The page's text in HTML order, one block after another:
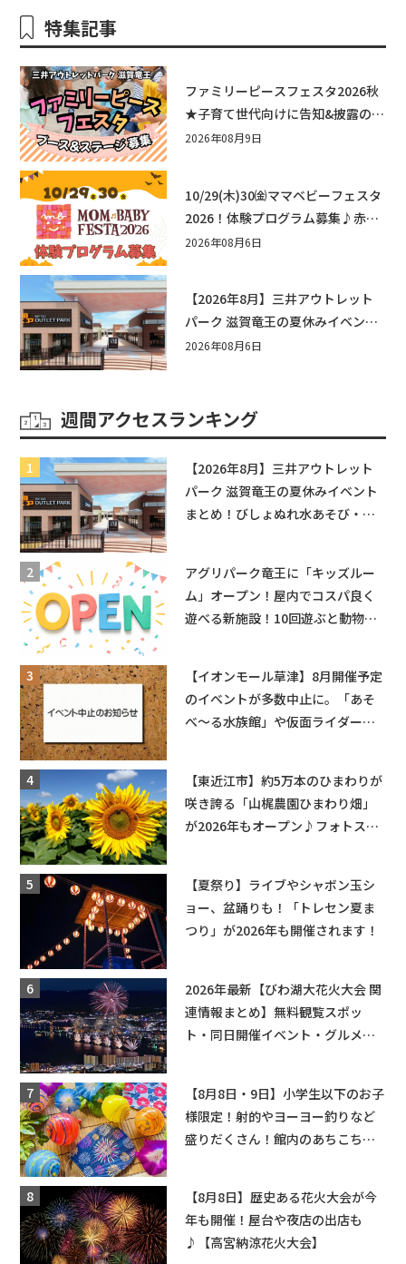
特集記事
ファミリーピースフェスタ2026秋
★子育て世代向けに告知&披露の場
として♪ステージ又はブース出店
2026年08月9日
10/29(木)30㈮ママベビーフェスタ
2026！体験プログラム募集♪赤ち
ゃん向けイベントに出演しません
2026年08月6日
【2026年8月】三井アウトレット
パーク 滋賀竜王の夏休みイベント
まとめ！びしょぬれ水あそび・激
2026年08月6日
週間アクセスランキング
【2026年8月】三井アウトレット
パーク 滋賀竜王の夏休みイベント
まとめ！びしょぬれ水あそび・激
アグリパーク竜王に「キッズルー
ム」オープン！屋内でコスパ良く
遊べる新施設！10回遊ぶと動物触
【イオンモール草津】8月開催予定
のイベントが多数中止に。「あそ
べ〜る水族館」や仮面ライダーシ
【東近江市】約5万本のひまわりが
咲き誇る「山梶農園ひまわり畑」
が2026年もオープン♪フォトスポ
【夏祭り】ライブやシャボン玉シ
ョー、盆踊りも！「トレセン夏ま
つり」が2026年も開催されます！
2026年最新【びわ湖大花火大会 関
連情報まとめ】無料観覧スポッ
ト・同日開催イベント・グルメマ
【8月8日・9日】小学生以下のお子
様限定！射的やヨーヨー釣りなど
盛りだくさん！館内のあちこちに
【8月8日】歴史ある花火大会が今
年も開催！屋台や夜店の出店も
♪【高宮納涼花火大会】